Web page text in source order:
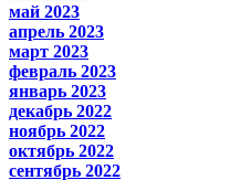
май 2023
апрель 2023
март 2023
февраль 2023
январь 2023
декабрь 2022
ноябрь 2022
октябрь 2022
сентябрь 2022